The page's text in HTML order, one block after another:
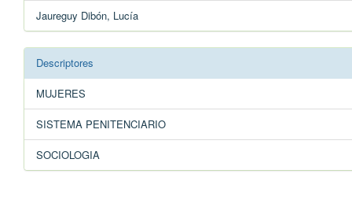
Jaureguy Dibón, Lucía
Descriptores
MUJERES
SISTEMA PENITENCIARIO
SOCIOLOGIA